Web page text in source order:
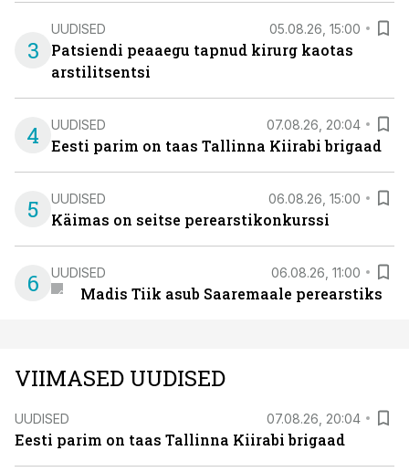
3
UUDISED 05.08.26, 15:00
Patsiendi peaaegu tapnud kirurg kaotas
arstilitsentsi
4 UUDISED 07.08.26, 20:04
Eesti parim on taas Tallinna Kiirabi brigaad
5 UUDISED 06.08.26, 15:00
Käimas on seitse perearstikonkurssi
6 UUDISED 06.08.26, 11:00
Madis Tiik asub Saaremaale perearstiks
VIIMASED UUDISED
UUDISED 07.08.26, 20:04
Eesti parim on taas Tallinna Kiirabi brigaad